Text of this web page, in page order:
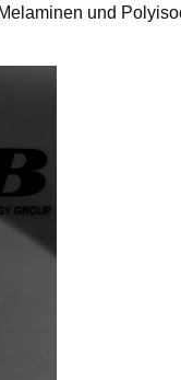
und